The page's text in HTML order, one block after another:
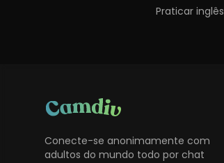
Praticar inglês
Conecte-se anonimamente com
adultos do mundo todo por chat